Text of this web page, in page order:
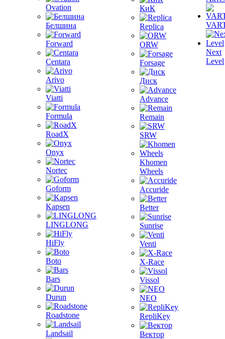
Ovation
Белшина
Forward
Centara
Arivo
Viatti
Formula
RoadX
Onyx
Nortec
Goform
Kapsen
LINGLONG
HiFly
Boto
Bars
Durun
Roadstone
Landsail
КиК
Replica
ORW
Forsage
Диск
Advance
Remain
SRW
Khomen
Wheels
Accuride
Better
Sunrise
Venti
X-Race
Vissol
NEO
RepliKey
Вектор
Next
Level